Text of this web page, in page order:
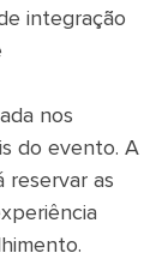
integração
nos
do evento. A
reservar as